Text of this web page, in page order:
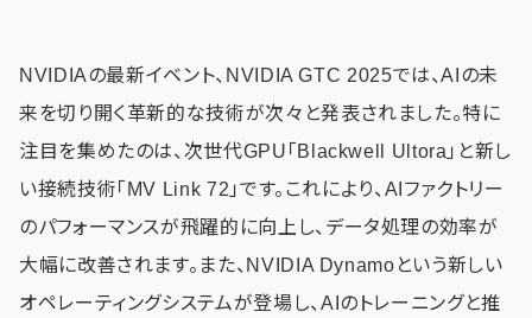
NVIDIAの最新イベント、NVIDIA GTC 2025では、AIの未
来を切り開く革新的な技術が次々と発表されました。特に
注目を集めたのは、次世代GPU「Blackwell Ultora」と新し
い接続技術「MV Link 72」です。これにより、AIファクトリー
のパフォーマンスが飛躍的に向上し、データ処理の効率が
大幅に改善されます。また、NVIDIA Dynamoという新しい
オペレーティングシステムが登場し、AIのトレーニングと推